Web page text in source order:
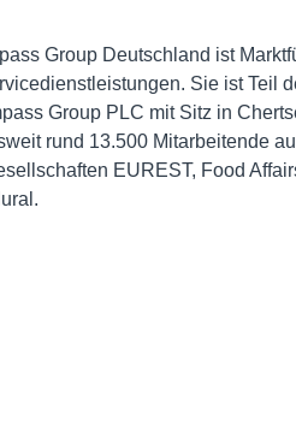
Group Deutschland ist
Sie ist Teil
Group PLC mit Sitz in
rund 13.500 Mitarbeitende
EUREST, Food